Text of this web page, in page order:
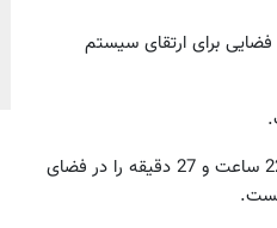
برای ارتقای سیستم
ویلیامز در مجموع دو راهپیمایی فضایی اخیرش و راهپیمایی که دو ماه قبل انجام داد، 22 ساعت و 27 دقیقه را در فضای
از دست ترامپ